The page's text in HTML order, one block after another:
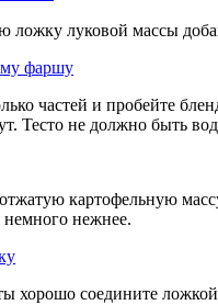
луковой массы
частей и пробейте
Тесто не должно быть
картофельную
нежнее.
хорошо соедините